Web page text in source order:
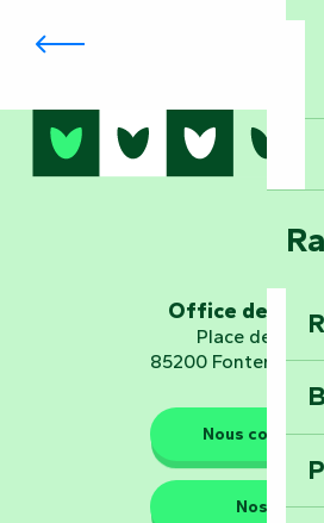
Office de
Place de
85200 Fontenay-
Nous
Nos QG